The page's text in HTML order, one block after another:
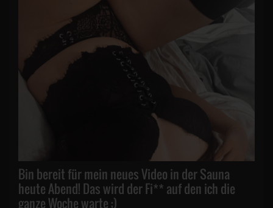
Bin bereit für mein neues Video in der Sauna
heute Abend! Das wird der Fi** auf den ich die
ganze Woche warte ;)